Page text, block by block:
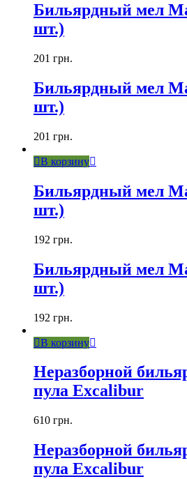
Бильярдный мел
шт.)
201 грн.
Бильярдный мел
шт.)
201 грн.
В корзину
Бильярдный мел
шт.)
192 грн.
Бильярдный мел
шт.)
192 грн.
В корзину
Неразборной
пула Excalibur
610 грн.
Неразборной
пула Excalibur